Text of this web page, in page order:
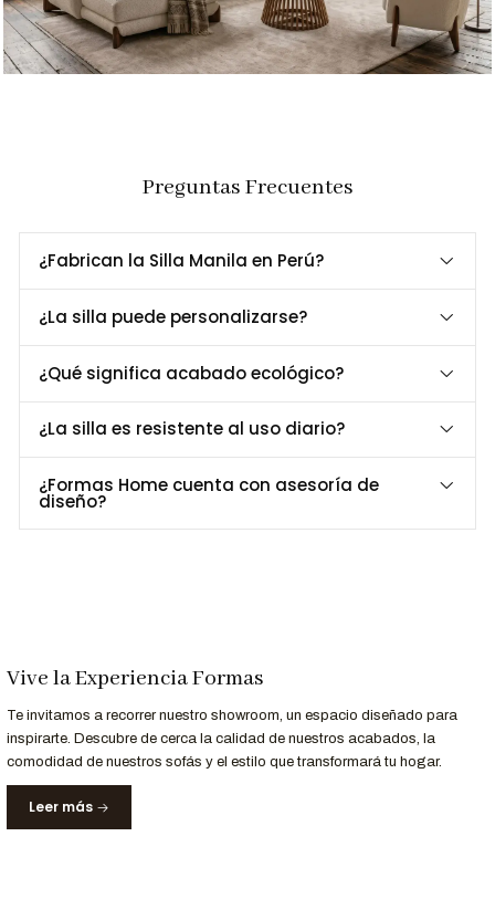
Preguntas Frecuentes
¿Fabrican la Silla Manila en Perú?
¿La silla puede personalizarse?
¿Qué significa acabado ecológico?
¿La silla es resistente al uso diario?
¿Formas Home cuenta con asesoría de
diseño?
Vive la Experiencia Formas
Te invitamos a recorrer nuestro showroom, un espacio diseñado para
inspirarte. Descubre de cerca la calidad de nuestros acabados, la
comodidad de nuestros sofás y el estilo que transformará tu hogar.
Leer más